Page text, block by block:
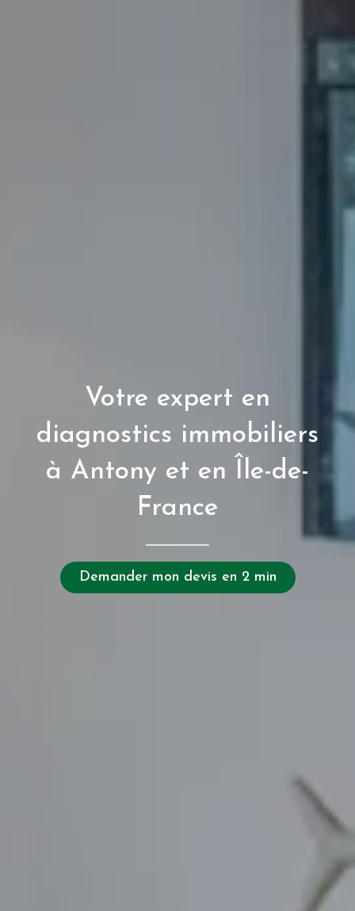
Votre expert en
diagnostics immobiliers
à Antony et en Île-de-
France
Demander mon devis en 2 min